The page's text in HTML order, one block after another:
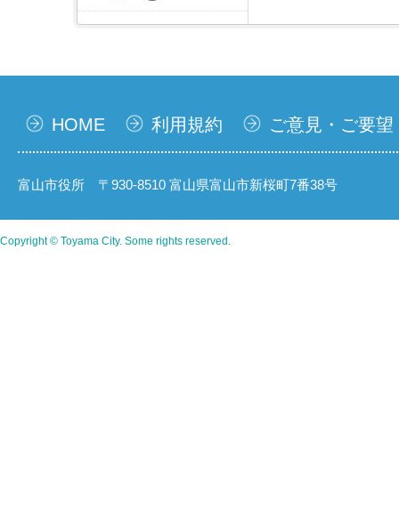
HOME 利用規約 ご意見・ご要望
富山市役所 〒930-8510 富山県富山市新桜町7番38号
Copyright © Toyama City. Some rights reserved.